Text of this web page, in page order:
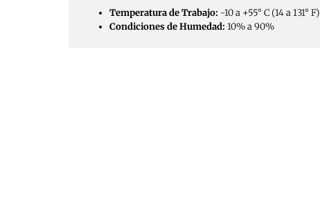
Temperatura de Trabajo: -10 a +55° C (14 a 131° F)
Condiciones de Humedad: 10% a 90%